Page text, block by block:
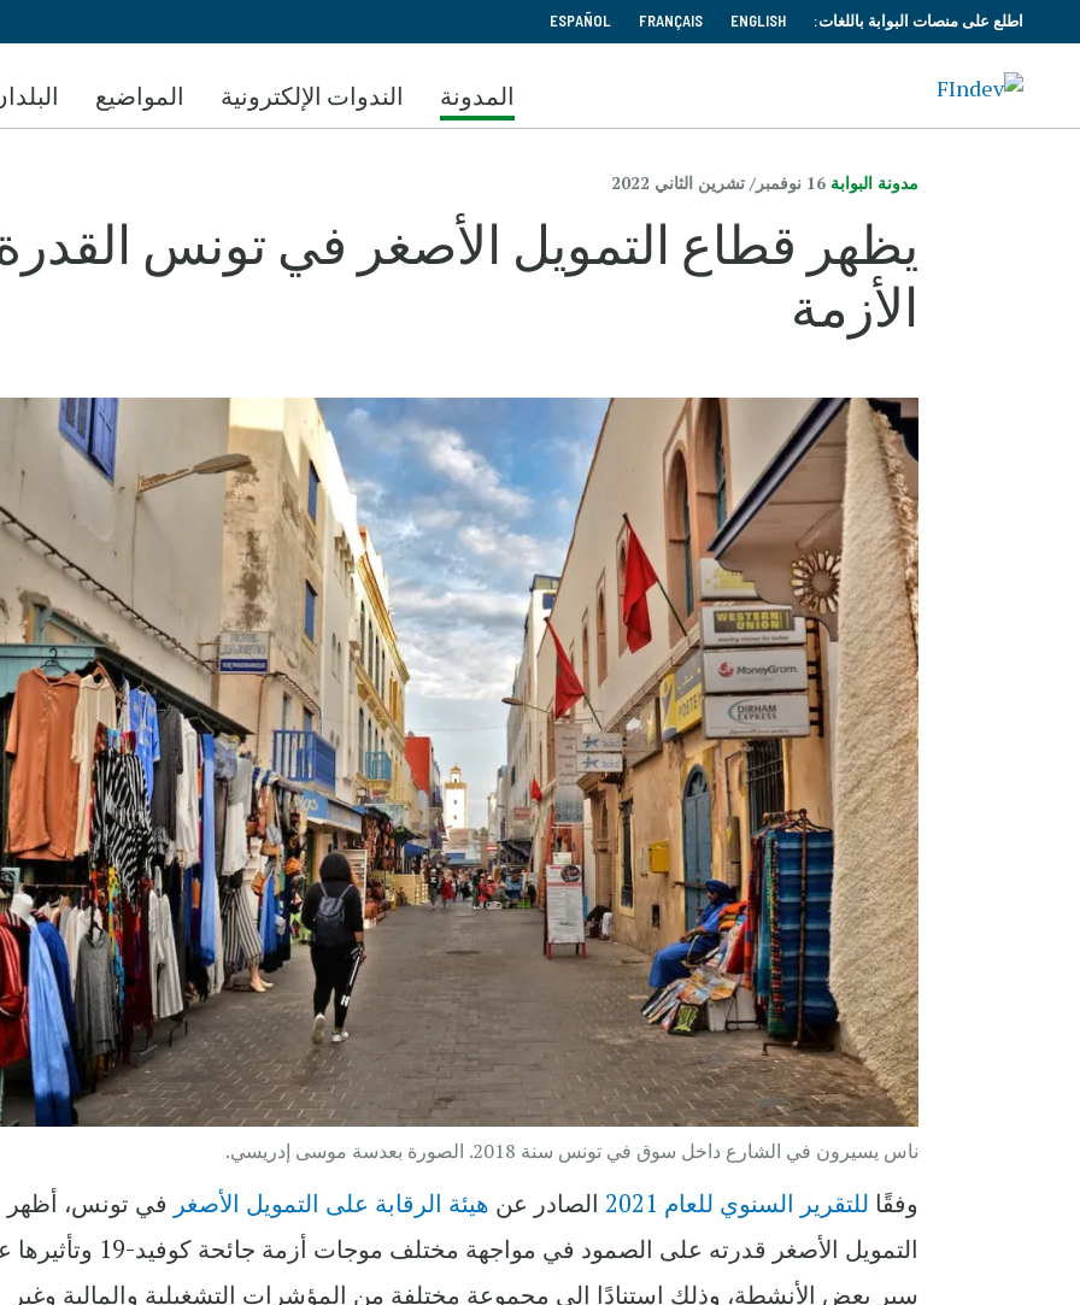
إلى
الرئيسي
اطلع على منصات البوابة باللغات: ENGLISH
FRANÇAIS
ESPAÑOL
المدونة الندوات الإلكترونية المواضيع
مدونة البوابة 16 نوفمبر/ تشرين الثاني 2022
يظهر قطاع التمويل الأصغر في تونس
الأزمة
ناس يسيرون في الشارع داخل سوق في تونس سنة 2018. الصورة بعدسة موسى إدريسي.
وفقًا للتقرير السنوي للعام 2021 الصادر عن هيئة الرقابة على التمويل الأصغر في تونس، أظهر
التمويل الأصغر قدرته على الصمود في مواجهة مختلف موجات أزمة
سير بعض الأنشطة، وذلك استنادًا إلى مجموعة مختلفة من المؤشرات التشغيلية والمالية وغير